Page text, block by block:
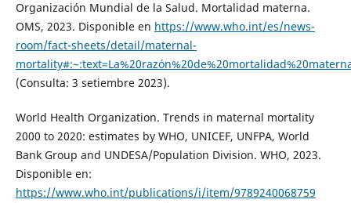
Organización Mundial de la Salud. Mortalidad materna.
OMS, 2023. Disponible en https://www.who.int/es/news-
room/fact-sheets/detail/maternal-
(Consulta: 3 setiembre 2023).
World Health Organization. Trends in maternal mortality
2000 to 2020: estimates by WHO, UNICEF, UNFPA, World
Bank Group and UNDESA/Population Division. WHO, 2023.
Disponible en:
https://www.who.int/publications/i/item/9789240068759